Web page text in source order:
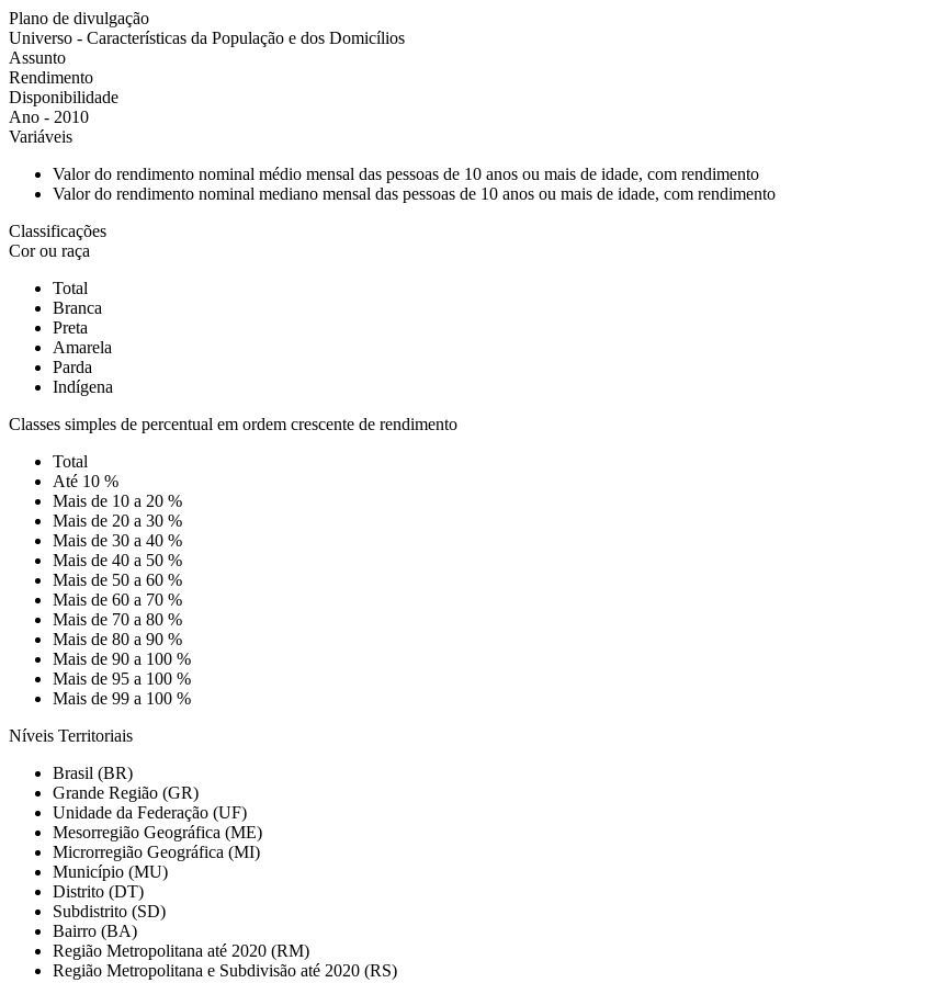
Plano de divulgação
Universo - Características da População e dos Domicílios
Assunto
Rendimento
Disponibilidade
Ano - 2010
Variáveis
Valor do rendimento nominal médio mensal das pessoas de 10 anos ou mais de idade, com rendimento
Valor do rendimento nominal mediano mensal das pessoas de 10 anos ou mais de idade, com rendimento
Classificações
Cor ou raça
Total
Branca
Preta
Amarela
Parda
Indígena
Classes simples de percentual em ordem crescente de rendimento
Total
Até 10 %
Mais de 10 a 20 %
Mais de 20 a 30 %
Mais de 30 a 40 %
Mais de 40 a 50 %
Mais de 50 a 60 %
Mais de 60 a 70 %
Mais de 70 a 80 %
Mais de 80 a 90 %
Mais de 90 a 100 %
Mais de 95 a 100 %
Mais de 99 a 100 %
Níveis Territoriais
Brasil (BR)
Grande Região (GR)
Unidade da Federação (UF)
Mesorregião Geográfica (ME)
Microrregião Geográfica (MI)
Município (MU)
Distrito (DT)
Subdistrito (SD)
Bairro (BA)
Região Metropolitana até 2020 (RM)
Região Metropolitana e Subdivisão até 2020 (RS)